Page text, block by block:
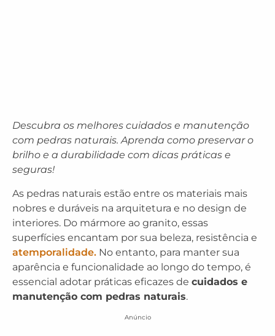
Descubra os melhores cuidados e manutenção
com pedras naturais. Aprenda como preservar o
brilho e a durabilidade com dicas práticas e
seguras!
As pedras naturais estão entre os materiais mais
nobres e duráveis na arquitetura e no design de
interiores. Do mármore ao granito, essas
superfícies encantam por sua beleza, resistência e
atemporalidade. No entanto, para manter sua
aparência e funcionalidade ao longo do tempo, é
essencial adotar práticas eficazes de cuidados e
manutenção com pedras naturais.
Anúncio